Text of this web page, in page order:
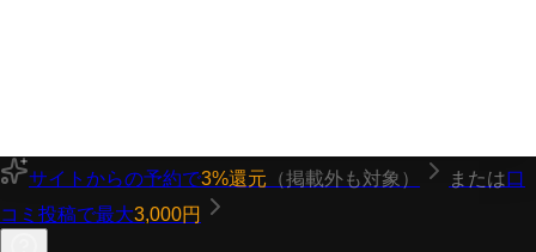
サイトからの予約で3%還元 （掲載外も対象） または口
コミ投稿で最大3,000円